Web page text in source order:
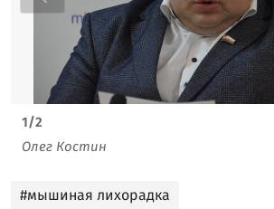
1/2
Олег Костин
#мышиная лихорадка